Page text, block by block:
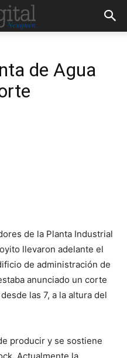
de Agua
de la Planta Industrial
llevaron adelante el
de administración de
anunciado un corte
las 7, a la altura del
producir y se sostiene